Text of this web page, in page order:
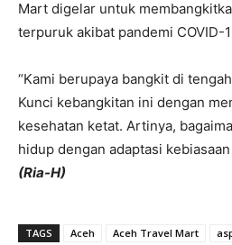
Mart digelar untuk
terpuruk akibat pandemi COVID-
“Kami berupaya bangkit di
Kunci kebangkitan ini dengan
kesehatan ketat. Artinya,
hidup dengan adaptasi
(Ria-H)
TAGS Aceh Aceh Travel Mart